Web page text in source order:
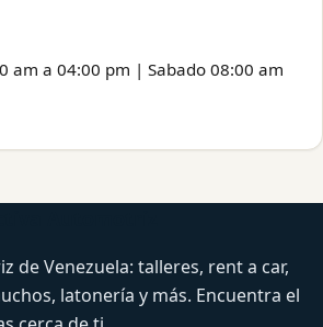
am a 04:00 pm | Sabado 08:00 am
de Venezuela: talleres, rent a car,
latonería y más. Encuentra el